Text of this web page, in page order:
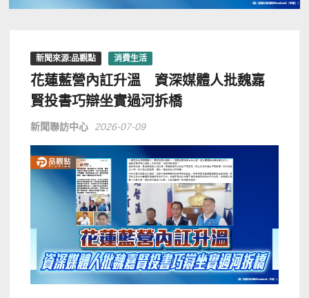
新聞來源:品觀點 消費生活
花蓮藍營內訌升溫 資深媒體人批魏嘉
賢投書巧辯坐實過河拆橋
新聞聯訪中心 2026-07-09